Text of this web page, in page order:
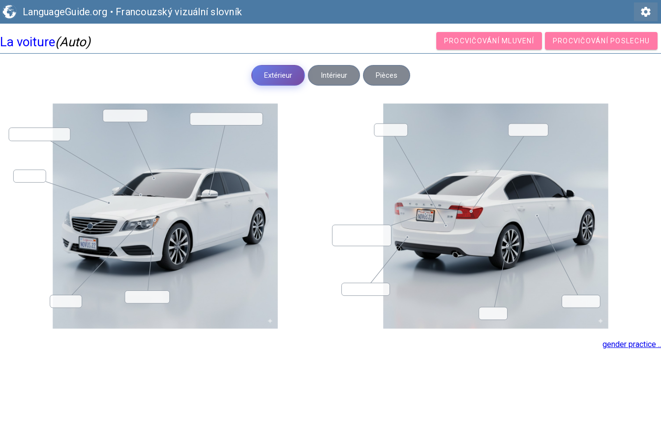
LanguageGuide.org • Francouzský vizuální slovník settings
La voiture(Auto) PROCVIČOVÁNÍ MLUVENÍ PROCVIČOVÁNÍ POSLECHU
Extérieur Intérieur Pièces
gender practice ..